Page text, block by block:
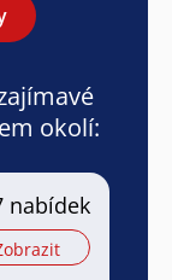
okolí:
nabídek